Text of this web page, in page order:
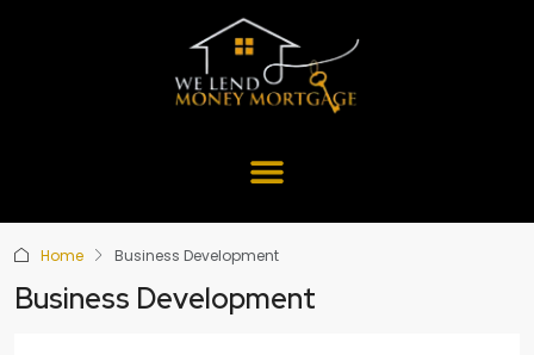
Home Business Development
Business Development